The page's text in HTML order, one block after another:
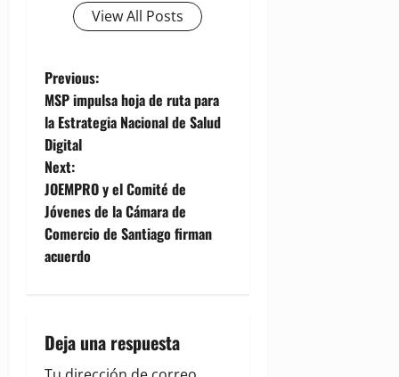
View All Posts
P
o
s
t
n
a
i
Previous:
MSP impulsa hoja de ruta para
la Estrategia Nacional de Salud
Digital
Next:
JOEMPRO y el Comité de
Jóvenes de la Cámara de
Comercio de Santiago firman
acuerdo
Deja una respuesta